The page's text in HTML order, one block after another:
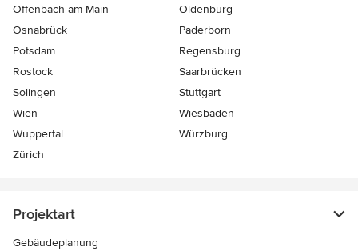
Offenbach-am-Main
Oldenburg
Osnabrück
Paderborn
Potsdam
Regensburg
Rostock
Saarbrücken
Solingen
Stuttgart
Wien
Wiesbaden
Wuppertal
Würzburg
Zürich
Projektart
Gebäudeplanung